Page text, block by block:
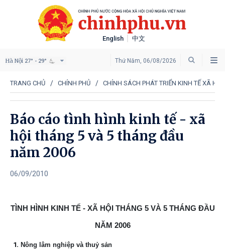
English 中文
Thứ Năm, 06/08/2026
Hà Nội 27° - 29°
TRANG CHỦ CHÍNH PHỦ CHÍNH SÁCH PHÁT TRIỂN KINH TẾ XÃ HỘI
Báo cáo tình hình kinh tế - xã
hội tháng 5 và 5 tháng đầu
năm 2006
06/09/2010
TÌNH HÌNH KINH TẾ - XÃ HỘI THÁNG 5 VÀ 5 THÁNG ĐẦU
NĂM 2006
1. Nông lâm nghiệp và thuỷ sản